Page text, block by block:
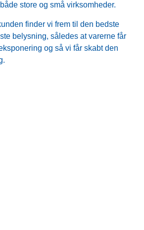
store og små virksomheder.
finder vi frem til den bedste
belysning, således at varerne får
og så vi får skabt den